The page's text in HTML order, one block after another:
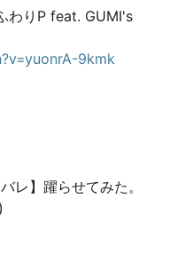
わりP feat. GUMI's
9kmk
レ】躍らせてみた。